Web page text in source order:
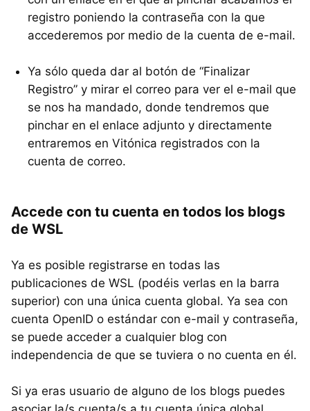
registro poniendo la contraseña con la que
accederemos por medio de la cuenta de e-mail.
Ya sólo queda dar al botón de “Finalizar
Registro” y mirar el correo para ver el e-mail que
se nos ha mandado, donde tendremos que
pinchar en el enlace adjunto y directamente
entraremos en Vitónica registrados con la
cuenta de correo.
Accede con tu cuenta en todos los blogs
de WSL
Ya es posible registrarse en todas las
publicaciones de WSL (podéis verlas en la barra
superior) con una única cuenta global. Ya sea con
cuenta OpenID o estándar con e-mail y contraseña,
se puede acceder a cualquier blog con
independencia de que se tuviera o no cuenta en él.
Si ya eras usuario de alguno de los blogs puedes